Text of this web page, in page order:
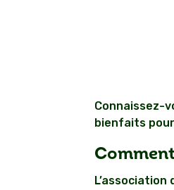
Connaissez-
bienfaits